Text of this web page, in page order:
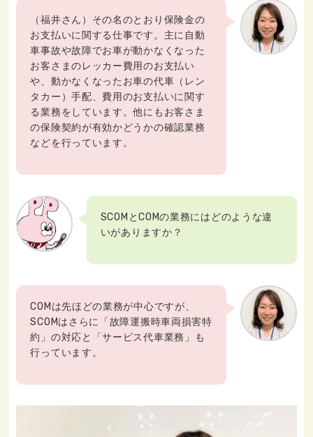
（福井さん）その名のとおり保険金の
お支払いに関する仕事です。主に自動
車事故や故障でお車が動かなくなった
お客さまのレッカー費用のお支払い
や、動かなくなったお車の代車（レン
タカー）手配、費用のお支払いに関す
る業務をしています。他にもお客さま
の保険契約が有効かどうかの確認業務
などを行っています。
SCOMとCOMの業務にはどのような違
いがありますか？
COMは先ほどの業務が中心ですが、
SCOMはさらに「故障運搬時車両損害特
約」の対応と「サービス代車業務」も
行っています。